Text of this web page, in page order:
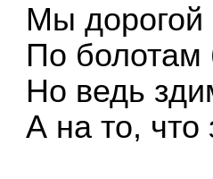
Мы дорогой
По болотам
Но ведь
А на то, что